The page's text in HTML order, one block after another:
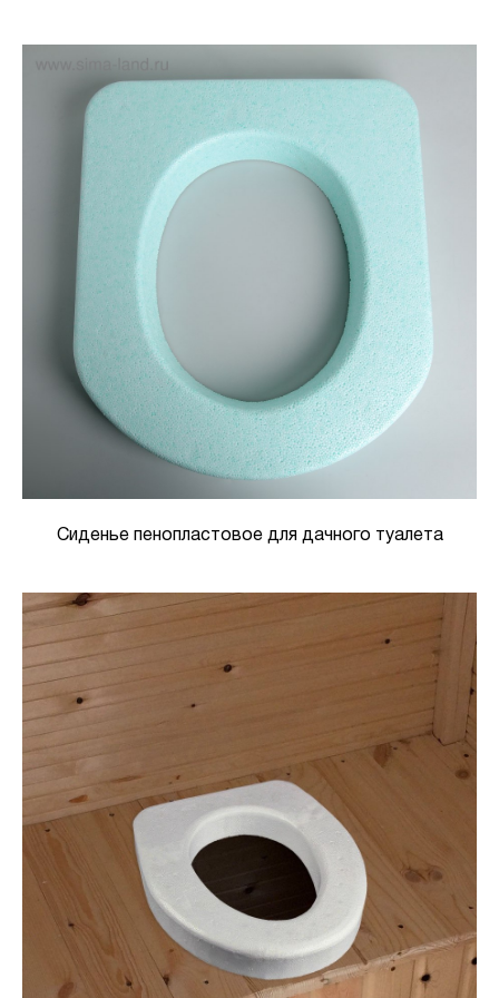
Сиденье пенопластовое для дачного туалета